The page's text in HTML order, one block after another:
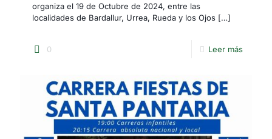
organiza el 19 de Octubre de 2024, entre las
localidades de Bardallur, Urrea, Rueda y los Ojos […]
0 Leer más